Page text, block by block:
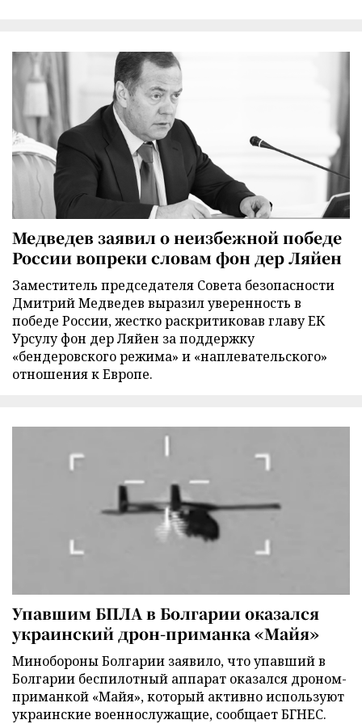
Медведев заявил о неизбежной победе
России вопреки словам фон дер Ляйен
Заместитель председателя Совета безопасности
Дмитрий Медведев выразил уверенность в
победе России, жестко раскритиковав главу ЕК
Урсулу фон дер Ляйен за поддержку
«бендеровского режима» и «наплевательского»
отношения к Европе.
Упавшим БПЛА в Болгарии оказался
украинский дрон-приманка «Майя»
Минобороны Болгарии заявило, что упавший в
Болгарии беспилотный аппарат оказался дроном-
приманкой «Майя», который активно используют
украинские военнослужащие, сообщает БГНЕС.